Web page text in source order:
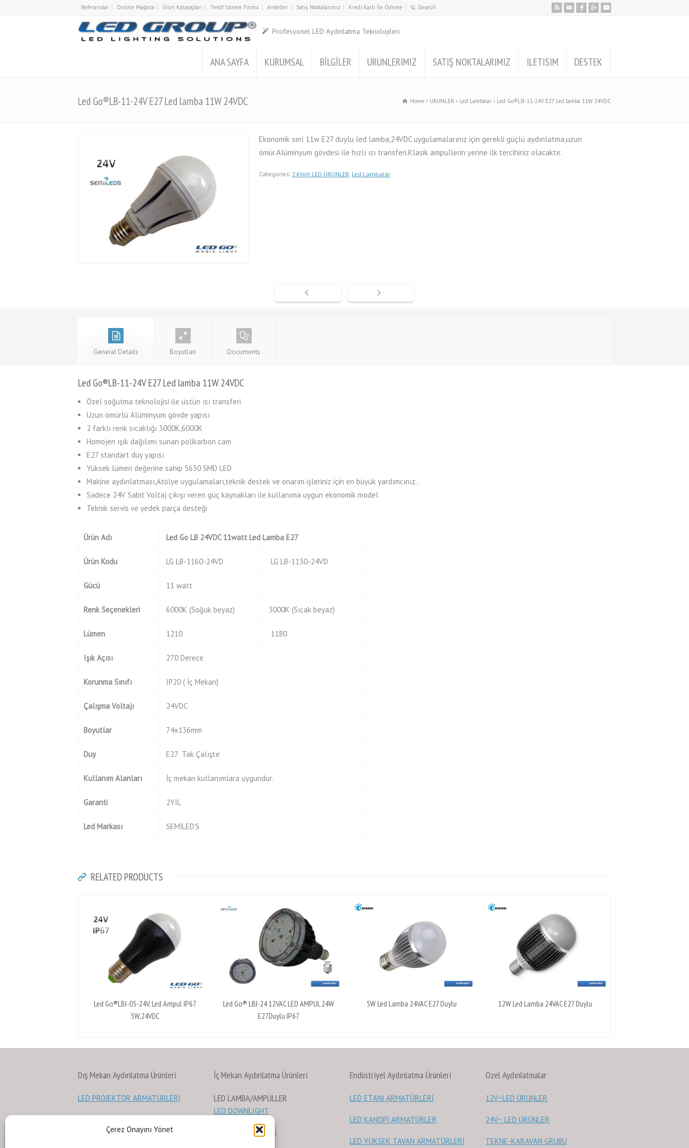
Çerez Onayını Yönet
Referanslar Online Mağaza Ürün Katalogları Teklif İsteme Formu Anketler Satış Noktalarımız Kredi Kartı İle Ödeme
Profesyonel LED Aydınlatma Teknolojileri
ANA SAYFA KURUMSAL BİLGİLER URUNLERIMIZ SATIŞ NOKTALARIMIZ ILETISIM DESTEK
Led Go®LB-11-24V E27 Led lamba 11W 24VDC Home URUNLER Led Lambalar Led Go®LB-11-24V E27 Led lamba 11W 24VDC
Ekonomik seri 11w E27 duylu led lamba,24VDC uygulamalarınız için gerekli güçlü aydınlatma,uzun
ömür.Alüminyum gövdesi ile hızlı ısı transferi.Klasik ampullerin yerine ilk tercihiniz olacaktır.
Categories: 24Volt LED ÜRÜNLER, Led Lambalar
General Details Boyutları Documents
Led Go®LB-11-24V E27 Led lamba 11W 24VDC
Özel soğutma teknolojisi ile üstün ısı transferi
Uzun ömürlü Alüminyum gövde yapısı
2 farklı renk sıcaklığı 3000K,6000K
Homojen ışık dağılımı sunan polikarbon cam
E27 standart duy yapısı
Yüksek lümen değerine sahip 5630 SMD LED
Makine aydınlatması,Atölye uygulamaları,teknik destek ve onarım işleriniz için en büyük yardımcınız..
Sadece 24V Sabit Voltaj çıkışı veren güç kaynakları ile kullanıma uygun ekonomik model
Teknik servis ve yedek parça desteği
Ürün Adı Led Go LB 24VDC11watt Led Lamba E27
Ürün Kodu LG LB-1160-24VD LG LB-1130-24VD
Gücü 11 watt
Renk Seçenekleri 6000K (Soğuk beyaz) 3000K (Sıcak beyaz)
Lümen 1210 1180
Işık Açısı 270 Derece
Korunma Sınıfı IP20 ( İç Mekan)
Çalışma Voltajı 24VDC
Boyutlar 74x136mm
Duy E27 Tak Çalıştır
Kullanım Alanları İç mekan kullanımlara uygundur.
Garanti 2YIL
Led Markası SEMİLED’S
RELATED PRODUCTS
Led Go®LBI-05-24V, Led Ampul IP67
5W,24VDC
Led Go® LBI-24 12VAC LED AMPUL 24W
E27Duylu IP67
5W Led Lamba 24VAC E27 Duylu 12W Led Lamba 24VAC E27 Duylu
Dış Mekan Aydınlatma Ürünleri
LED PROJEKTÖR ARMATÜRLERİ
İç Mekan Aydınlatma Ürünleri
LED LAMBA/AMPÜLLER
LED DOWNLIGHT
LED RAY SPOTLARI
Endüstriyel Aydınlatma Ürünleri
LED ETANJ ARMATÜRLERİ
LED KANOPİ ARMATÜRLER
LED YÜKSEK TAVAN ARMATÜRLERİ
Özel Aydınlatmalar
12V~LED ÜRÜNLER
24V~ LED ÜRÜNLER
TEKNE-KARAVAN GRUBU